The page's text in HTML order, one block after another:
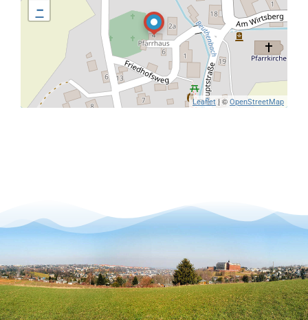
−
Leaflet | © OpenStreetMap